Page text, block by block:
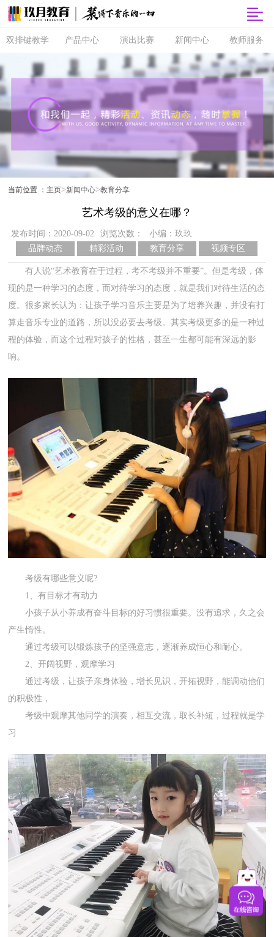
双排键教学
双排键
课程体系
直营校区
音协考级
双排键升级
产品中心
玖月商城
玖月智能音
玖月琴房
玖月琴房云
玖月·音悦岛
演出比赛
音乐会
央视演出
玖乐团
新闻中心
品牌动态
精彩活动
教育分享
视频专区
教师服务
师资培训
玖月教师俱
师资查询
全国师资招
当前位置 ： 主页>新闻中心>教育分享
艺术考级的意义在哪？
发布时间：2020-09-02 浏览次数：
小编：玖玖
品牌动态
精彩活动 教育分享 视频专区
有人说“艺术教育在于过程，考不考级并不重要”。但是考级，体
现的是一种学习的态度，而对待学习的态度，就是我们对待生活的态
度。很多家长认为：让孩子学习音乐主要是为了培养兴趣，并没有打
算走音乐专业的道路，所以没必要去考级。其实考级更多的是一种过
程的体验，而这个过程对孩子的性格，甚至一生都可能有深远的影
响。
考级有哪些意义呢?
1、有目标才有动力
小孩子从小养成有奋斗目标的好习惯很重要。没有追求，久之会
产生惰性。
通过考级可以锻炼孩子的坚强意志，逐渐养成恒心和耐心。
2、开阔视野，观摩学习
通过考级，让孩子亲身体验，增长见识，开拓视野，能调动他们
的积极性，
考级中观摩其他同学的演奏，相互交流，取长补短，过程就是学
习